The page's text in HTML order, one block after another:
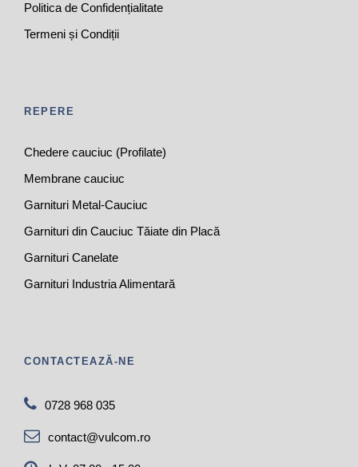
Politica de Confidențialitate
Termeni și Condiții
REPERE
Chedere cauciuc (Profilate)
Membrane cauciuc
Garnituri Metal-Cauciuc
Garnituri din Cauciuc Tăiate din Placă
Garnituri Canelate
Garnituri Industria Alimentară
CONTACTEAZĂ-NE
0728 968 035
contact@vulcom.ro